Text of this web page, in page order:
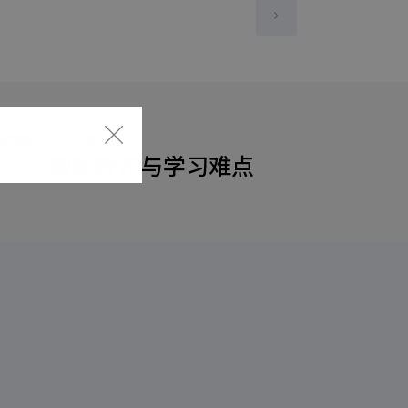
破除教养与学习难点